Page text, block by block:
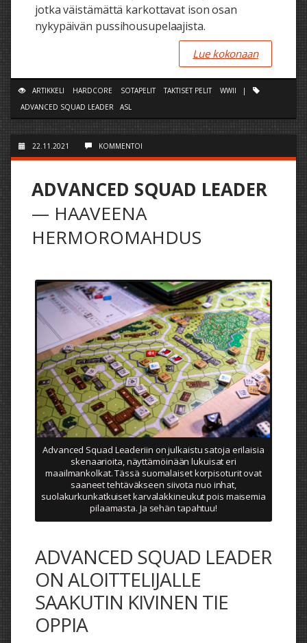
jotka väistämättä karkottavat ison osan
nykypäivän pussihousupelaajista.
Lue kokonaan
ARTIKKELI HARDCORE SOTAPELIT TAKTISET PELIT WWII
|
ADVANCED SQUAD LEADER
ASL
22.11.2021 KOMMENTOI
ADVANCED SQUAD LEADER
— HAAVEENA
HERMOROMAHDUS
Advanced Squad Leaderiin on julkaistu satoja erilaisia
skenaarioita, näyttämöinään lukuisat eri
maailmankolkat. Tässä suomalaiset korpisoturit ovat
saaneet tehtäväkseen siivota nuo inhat,
suolakurkunkatkuiset karvalakkineukut pois maisemia
pilaamasta. Ja sehän tapahtuu!
ADVANCED SQUAD LEADER
ON ALOITTELIJALLE
SAAKUTIN KIVINEN TIE
OPPIA